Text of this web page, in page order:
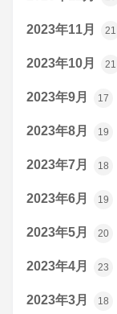
2023年11月 21
2023年10月 21
2023年9月 17
2023年8月 19
2023年7月 18
2023年6月 19
2023年5月 20
2023年4月 23
2023年3月 18